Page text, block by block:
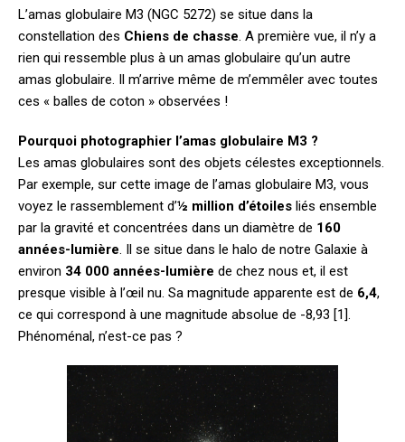
L’amas globulaire M3 (NGC 5272) se situe dans la
constellation des Chiens de chasse. A première vue, il n’y a
rien qui ressemble plus à un amas globulaire qu’un autre
amas globulaire. Il m’arrive même de m’emmêler avec toutes
ces « balles de coton » observées !
Pourquoi photographier l’amas globulaire M3 ?
Les amas globulaires sont des objets célestes exceptionnels.
Par exemple, sur cette image de l’amas globulaire M3, vous
voyez le rassemblement d’½ million d’étoiles liés ensemble
par la gravité et concentrées dans un diamètre de 160
années-lumière. Il se situe dans le halo de notre Galaxie à
environ 34 000 années-lumière de chez nous et, il est
presque visible à l’œil nu. Sa magnitude apparente est de 6,4,
ce qui correspond à une magnitude absolue de -8,93 [1].
Phénoménal, n’est-ce pas ?